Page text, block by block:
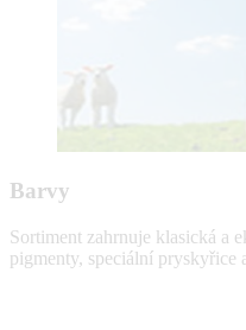
Barvy
Sortiment zahrnuje klasická a
pigmenty, speciální pryskyřice